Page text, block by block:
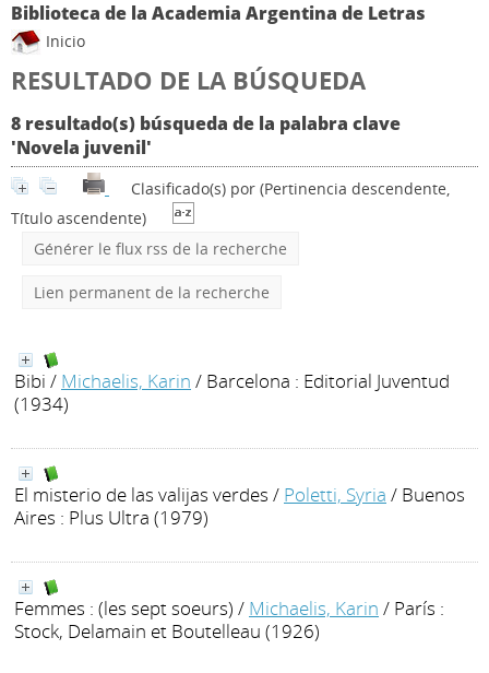
Biblioteca de la Academia Argentina de Letras
Inicio
RESULTADO DE LA BÚSQUEDA
8 resultado(s) búsqueda de la palabra clave
'Novela juvenil'
Clasificado(s) por (Pertinencia descendente,
Título ascendente)
Générer le flux rss de la recherche
Lien permanent de la recherche
Bibi / Michaelis, Karin / Barcelona : Editorial Juventud
(1934)
El misterio de las valijas verdes / Poletti, Syria / Buenos
Aires : Plus Ultra (1979)
Femmes : (les sept soeurs) / Michaelis, Karin / París :
Stock, Delamain et Boutelleau (1926)